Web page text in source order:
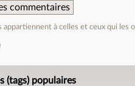
commentaires
appartiennent à celles et ceux qui les
(tags) populaires